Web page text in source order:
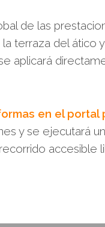
de las
terraza del ático
aplicará
en el portal
y se ejecutará